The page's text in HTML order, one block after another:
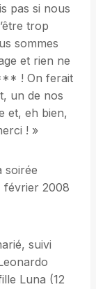
pas si nous
trop
sommes
et rien ne
! On ferait
un de nos
et, eh bien,
! »
soirée
février 2008
suivi
Luna (12